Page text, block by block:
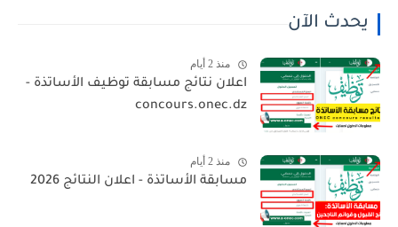
يحدث الآن
منذ 2 أيام
اعلان نتائج مسابقة توظيف الأساتذة -
concours.onec.dz
منذ 2 أيام
مسابقة الأساتذة - اعلان النتائج 2026